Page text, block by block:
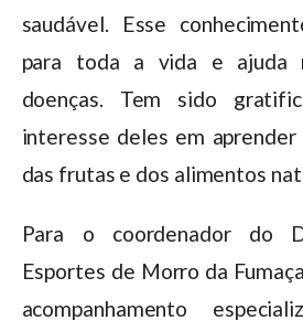
saudável. Esse
para toda a vida e ajuda
doenças. Tem sido
interesse deles em
das frutas e dos alimentos
Para o coordenador do
Esportes de Morro da
acompanhamento